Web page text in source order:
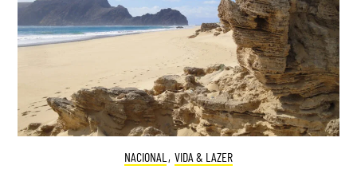
NACIONAL , VIDA & LAZER